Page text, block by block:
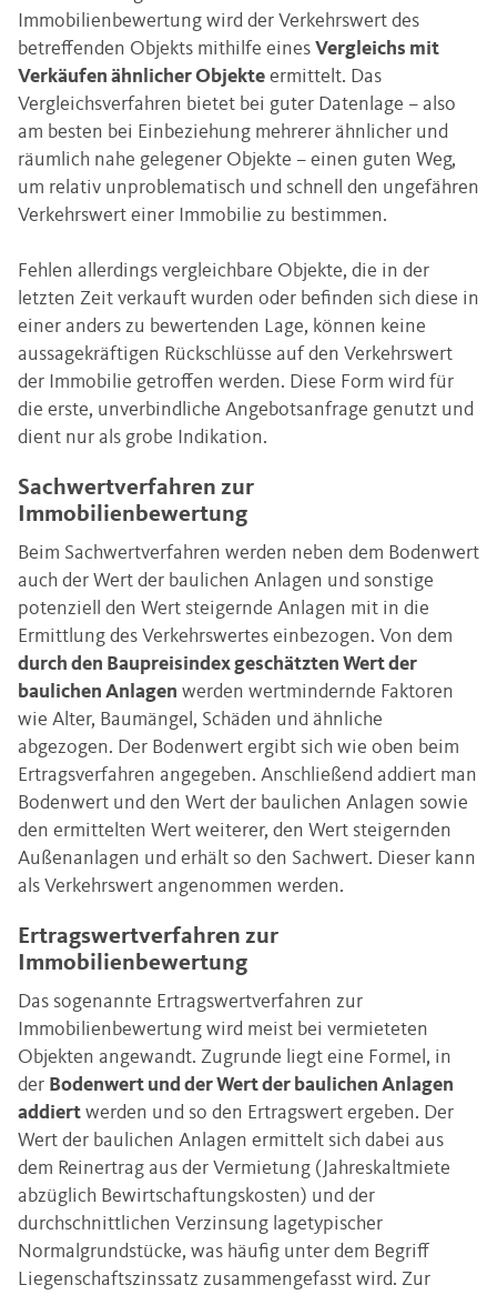
Immobilienbewertung wird der Verkehrswert des
betreffenden Objekts mithilfe eines Vergleichs mit
Verkäufen ähnlicher Objekte ermittelt. Das
Vergleichsverfahren bietet bei guter Datenlage – also
am besten bei Einbeziehung mehrerer ähnlicher und
räumlich nahe gelegener Objekte – einen guten Weg,
um relativ unproblematisch und schnell den ungefähren
Verkehrswert einer Immobilie zu bestimmen.
Fehlen allerdings vergleichbare Objekte, die in der
letzten Zeit verkauft wurden oder befinden sich diese in
einer anders zu bewertenden Lage, können keine
aussagekräftigen Rückschlüsse auf den Verkehrswert
der Immobilie getroffen werden. Diese Form wird für
die erste, unverbindliche Angebotsanfrage genutzt und
dient nur als grobe Indikation.
Sachwertverfahren zur
Immobilienbewertung
Beim Sachwertverfahren werden neben dem Bodenwert
auch der Wert der baulichen Anlagen und sonstige
potenziell den Wert steigernde Anlagen mit in die
Ermittlung des Verkehrswertes einbezogen. Von dem
durch den Baupreisindex geschätzten Wert der
baulichen Anlagen werden wertmindernde Faktoren
wie Alter, Baumängel, Schäden und ähnliche
abgezogen. Der Bodenwert ergibt sich wie oben beim
Ertragsverfahren angegeben. Anschließend addiert man
Bodenwert und den Wert der baulichen Anlagen sowie
den ermittelten Wert weiterer, den Wert steigernden
Außenanlagen und erhält so den Sachwert. Dieser kann
als Verkehrswert angenommen werden.
Ertragswertverfahren zur
Immobilienbewertung
Das sogenannte Ertragswertverfahren zur
Immobilienbewertung wird meist bei vermieteten
Objekten angewandt. Zugrunde liegt eine Formel, in
der Bodenwert und der Wert der baulichen Anlagen
addiert werden und so den Ertragswert ergeben. Der
Wert der baulichen Anlagen ermittelt sich dabei aus
dem Reinertrag aus der Vermietung (Jahreskaltmiete
abzüglich Bewirtschaftungskosten) und der
durchschnittlichen Verzinsung lagetypischer
Normalgrundstücke, was häufig unter dem Begriff
Liegenschaftszinssatz zusammengefasst wird. Zur